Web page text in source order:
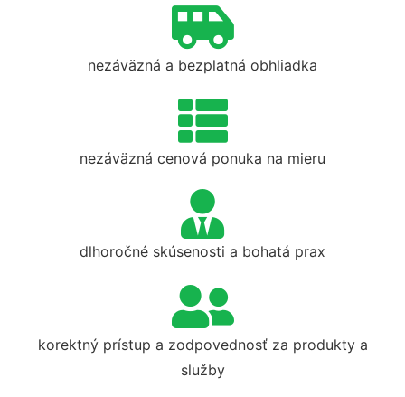
nezáväzná a bezplatná obhliadka
nezáväzná cenová ponuka na mieru
dlhoročné skúsenosti a bohatá prax
korektný prístup a zodpovednosť za produkty a
služby